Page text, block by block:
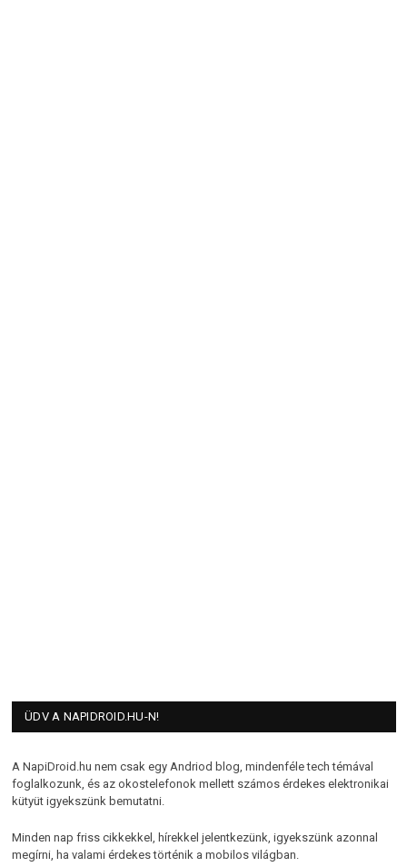
ÜDV A NAPIDROID.HU-N!
A NapiDroid.hu nem csak egy Andriod blog, mindenféle tech témával
foglalkozunk, és az okostelefonok mellett számos érdekes elektronikai
kütyüt igyekszünk bemutatni.
Minden nap friss cikkekkel, hírekkel jelentkezünk, igyekszünk azonnal
megírni, ha valami érdekes történik a mobilos világban.